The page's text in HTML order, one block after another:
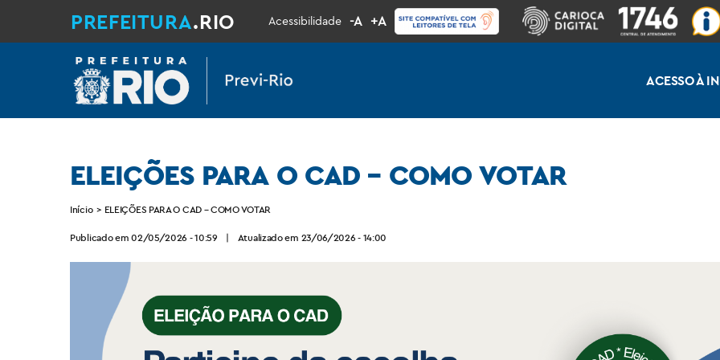
PREFEITURA.RIO Acessibilidade -A +A
ACESSO À
ELEIÇÕES PARA O CAD – COMO VOTAR
Início > ELEIÇÕES PARA O CAD – COMO VOTAR
Publicado em 02/05/2026 - 10:59 | Atualizado em 23/06/2026 - 14:00